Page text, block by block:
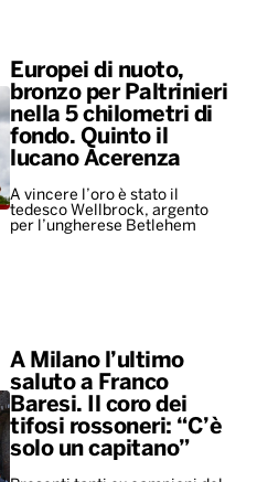
Europei di nuoto,
bronzo per Paltrinieri
nella 5 chilometri di
fondo. Quinto il
lucano Acerenza
A vincere l’oro è stato il
tedesco Wellbrock, argento
per l’ungherese Betlehem
A Milano l’ultimo
saluto a Franco
Baresi. Il coro dei
tifosi rossoneri: “C’è
solo un capitano”